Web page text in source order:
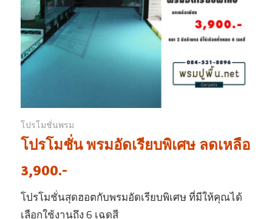
โปรโมชั่นพรม
โปรโมชั่น พรมอัดเรียบพิเศษ ลดเหลือ
3,900.-
โปรโมชั่นสุดฮอตกับพรมอัดเรียบพิเศษ ที่มีให้คุณได้
เลือกใช้งานถึง 6 เฉดสี